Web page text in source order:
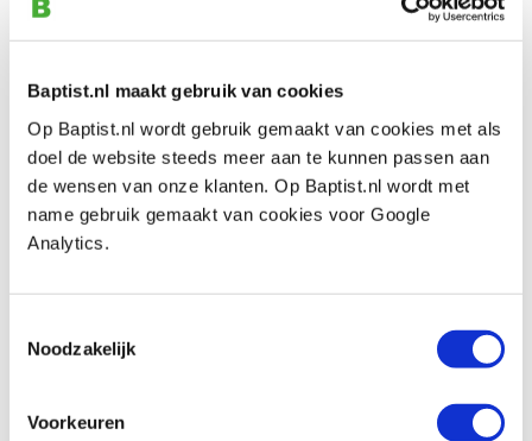
Baptist.nl maakt gebruik van cookies
Op Baptist.nl wordt gebruik gemaakt van cookies met als
doel de website steeds meer aan te kunnen passen aan
de wensen van onze klanten. Op Baptist.nl wordt met
name gebruik gemaakt van cookies voor Google
Analytics.
Noodzakelijk
Voorkeuren
PB centerpons 2 mm
Produktnummer: 101461
€ 6,90 inkl. MwSt
€ 5,70 ohne MwSt
Auf Lager